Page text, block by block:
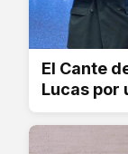
El Cante
Lucas por